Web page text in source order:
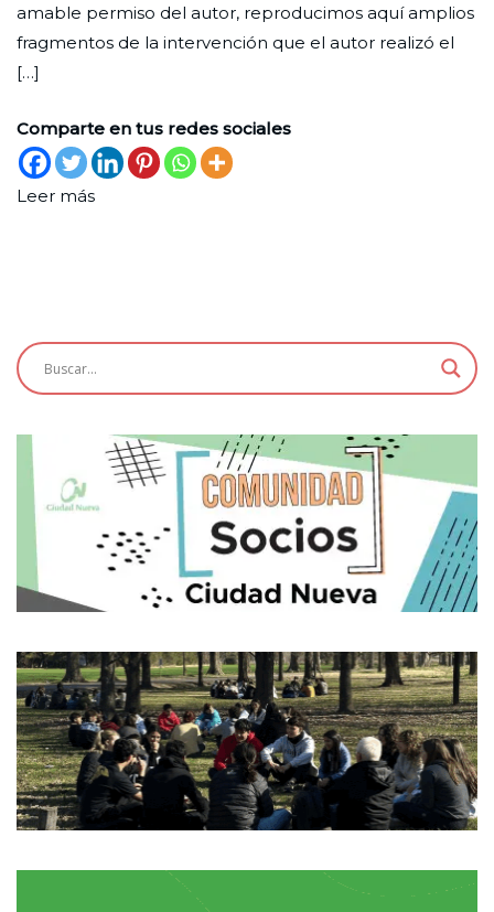
amable permiso del autor, reproducimos aquí amplios
fragmentos de la intervención que el autor realizó el
[…]
Comparte en tus redes sociales
Leer más